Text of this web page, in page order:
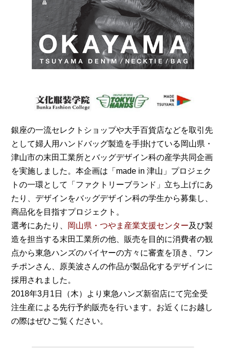
銀座の一流セレクトショップや大手百貨店などを取引先
として婦人用ハンドバッグ製造を手掛けている岡山県・
津山市の末田工業所とバッグデザイン科の産学共同企画
を実施しました。本企画は「made in 津山」プロジェク
トの一環として「ファクトリーブランド」立ち上げにあ
たり、デザインをバッグデザイン科の学生から募集し、
商品化を目指すプロジェクト。
選考にあたり、 岡山県・つやま産業支援センター及び製
造を担当する末田工業所の他、販売を目的に消費者の観
点から東急ハンズのバイヤーの方々に審査を頂き、ワン
チポンさん、原美波さんの作品が製品化するデザインに
採用されました。
2018年3月1日（木）より東急ハンズ新宿店にて完全受
注生産による先行予約販売を行います。お近くにお越し
の際はぜひご覧ください。